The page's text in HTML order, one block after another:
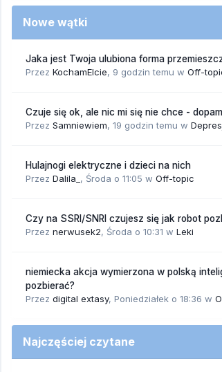
Nowe wątki
Jaka jest Twoja ulubiona forma
Przez KochamElcie, 9 godzin temu w Off-
Czuje się ok, ale nic mi się nie chce -
Przez Samniewiem, 19 godzin temu w
Hulajnogi elektryczne i dzieci na nich
Przez Dalila_ , Środa o 11:05 w Off-topic
Czy na SSRI/SNRI czujesz się jak robot
Przez nerwusek2, Środa o 10:31 w Leki
niemiecka akcja wymierzona w polską
pozbierać?
Przez digital extasy, Poniedziałek o 18:36 w
Najczęściej czytane